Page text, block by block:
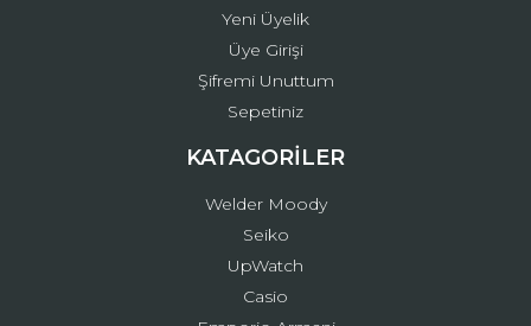
Yeni Üyelik
Üye Girişi
Şifremi Unuttum
Sepetiniz
KATAGORİLER
Welder Moody
Seiko
UpWatch
Casio